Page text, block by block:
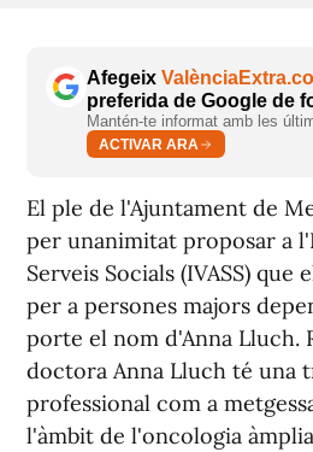
Afegeix
preferida de Google de
Mantén-te informat amb les
ACTIVAR ARA
El ple de l'Ajuntament de
per unanimitat proposar a
Serveis Socials (IVASS)
per a persones majors
porte el nom d'Anna Lluch.
doctora Anna Lluch té una
professional com a
l'àmbit de l'oncologia